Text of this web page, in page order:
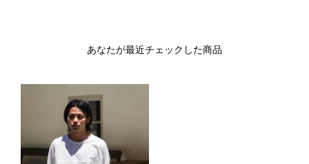
あなたが最近チェックした商品